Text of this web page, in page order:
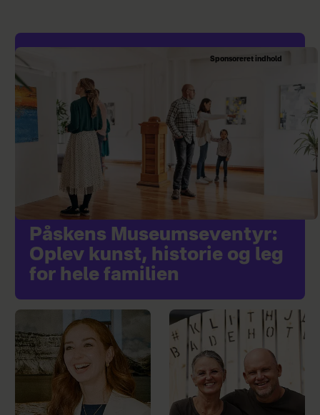
Sponsoreret indhold
Påskens Museumseventyr:
Oplev kunst, historie og leg
for hele familien